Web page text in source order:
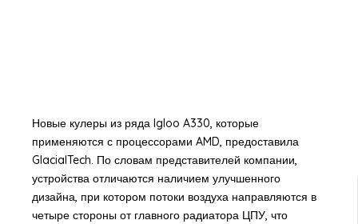
Новые кулеры из ряда Igloo A330, которые
применяются с процессорами AMD, предоставила
GlacialTech. По словам представителей компании,
устройства отличаются наличием улучшенного
дизайна, при котором потоки воздуха направляются в
четыре стороны от главного радиатора ЦПУ, что